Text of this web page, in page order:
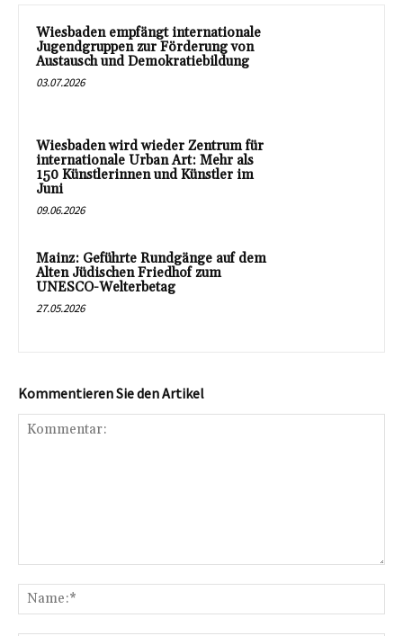
Wiesbaden empfängt internationale
Jugendgruppen zur Förderung von
Austausch und Demokratiebildung
03.07.2026
Wiesbaden wird wieder Zentrum für
internationale Urban Art: Mehr als
150 Künstlerinnen und Künstler im
Juni
09.06.2026
Mainz: Geführte Rundgänge auf dem
Alten Jüdischen Friedhof zum
UNESCO-Welterbetag
27.05.2026
Kommentieren Sie den Artikel